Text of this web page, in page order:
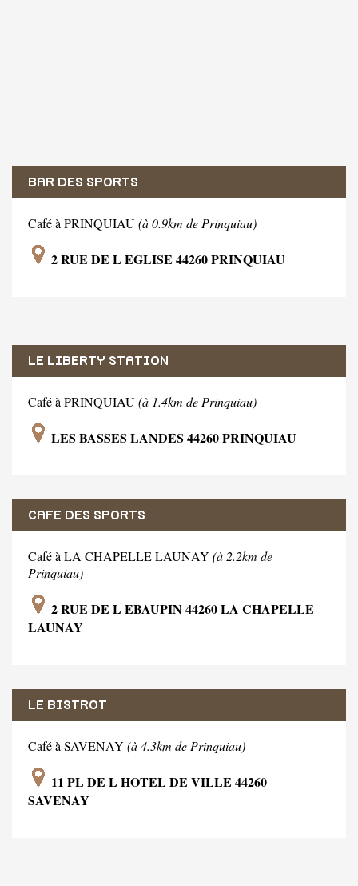
BAR DES SPORTS
Café à PRINQUIAU(à 0.9km de Prinquiau)
2 RUE DE L EGLISE 44260 PRINQUIAU
LE LIBERTY STATION
Café à PRINQUIAU(à 1.4km de Prinquiau)
LES BASSES LANDES 44260 PRINQUIAU
CAFE DES SPORTS
Café à LA CHAPELLE LAUNAY (à 2.2km de
Prinquiau)
2 RUE DE L EBAUPIN 44260 LA CHAPELLE
LAUNAY
LE BISTROT
Café à SAVENAY (à 4.3km de Prinquiau)
11 PL DE L HOTEL DE VILLE 44260
SAVENAY